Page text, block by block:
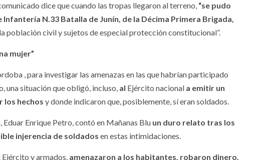
dice que cuando las tropas llegaron al terreno, “se pudo
N.33 Batalla de Junín, de la Décima Primera Brigada,
población civil y sujetos de especial protección constitucional”.
mujer”
, para investigar las amenazas en las que habrían participado
una situación que obligó, incluso, al Ejército nacional a emitir un
los hechos y donde indicaron que, posiblemente, sí eran soldados.
Enrique Petro, contó en Mañanas Blu un duro relato tras los
injerencia de soldadosen estas intimidaciones.
Ejército y armados, amenazaron a los habitantes, robaron dinero,